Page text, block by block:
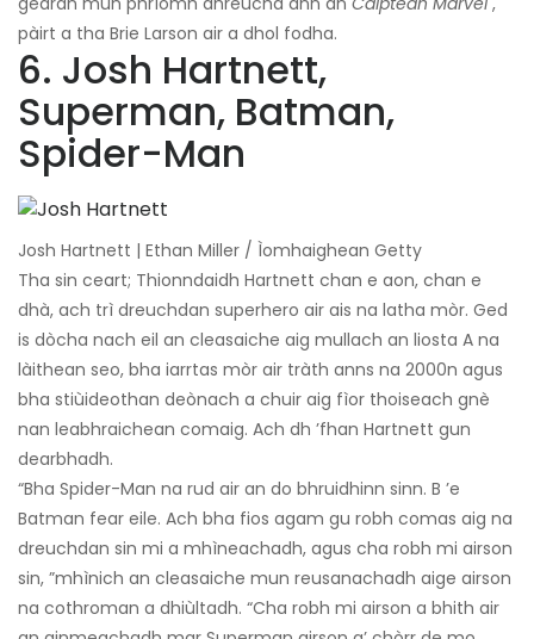
pàirt a tha Brie Larson air a dhol fodha.
6. Josh Hartnett,
Superman, Batman,
Spider-Man
Josh Hartnett | Ethan Miller / Ìomhaighean Getty
Tha sin ceart; Thionndaidh Hartnett chan e aon, chan e
dhà, ach trì dreuchdan superhero air ais na latha mòr. Ged
is dòcha nach eil an cleasaiche aig mullach an liosta A na
làithean seo, bha iarrtas mòr air tràth anns na 2000n agus
bha stiùideothan deònach a chuir aig fìor thoiseach gnè
nan leabhraichean comaig. Ach dh ’fhan Hartnett gun
dearbhadh.
“Bha Spider-Man na rud air an do bhruidhinn sinn. B ’e
Batman fear eile. Ach bha fios agam gu robh comas aig na
dreuchdan sin mi a mhìneachadh, agus cha robh mi airson
sin, ”mhìnich an cleasaiche mun reusanachadh aige airson
na cothroman a dhiùltadh. “Cha robh mi airson a bhith air